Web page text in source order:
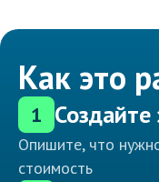
Как это
1 Создайте
Опишите, что
стоимость